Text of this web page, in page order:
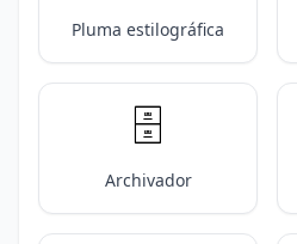
Pluma estilográfica
🗄️
Archivador